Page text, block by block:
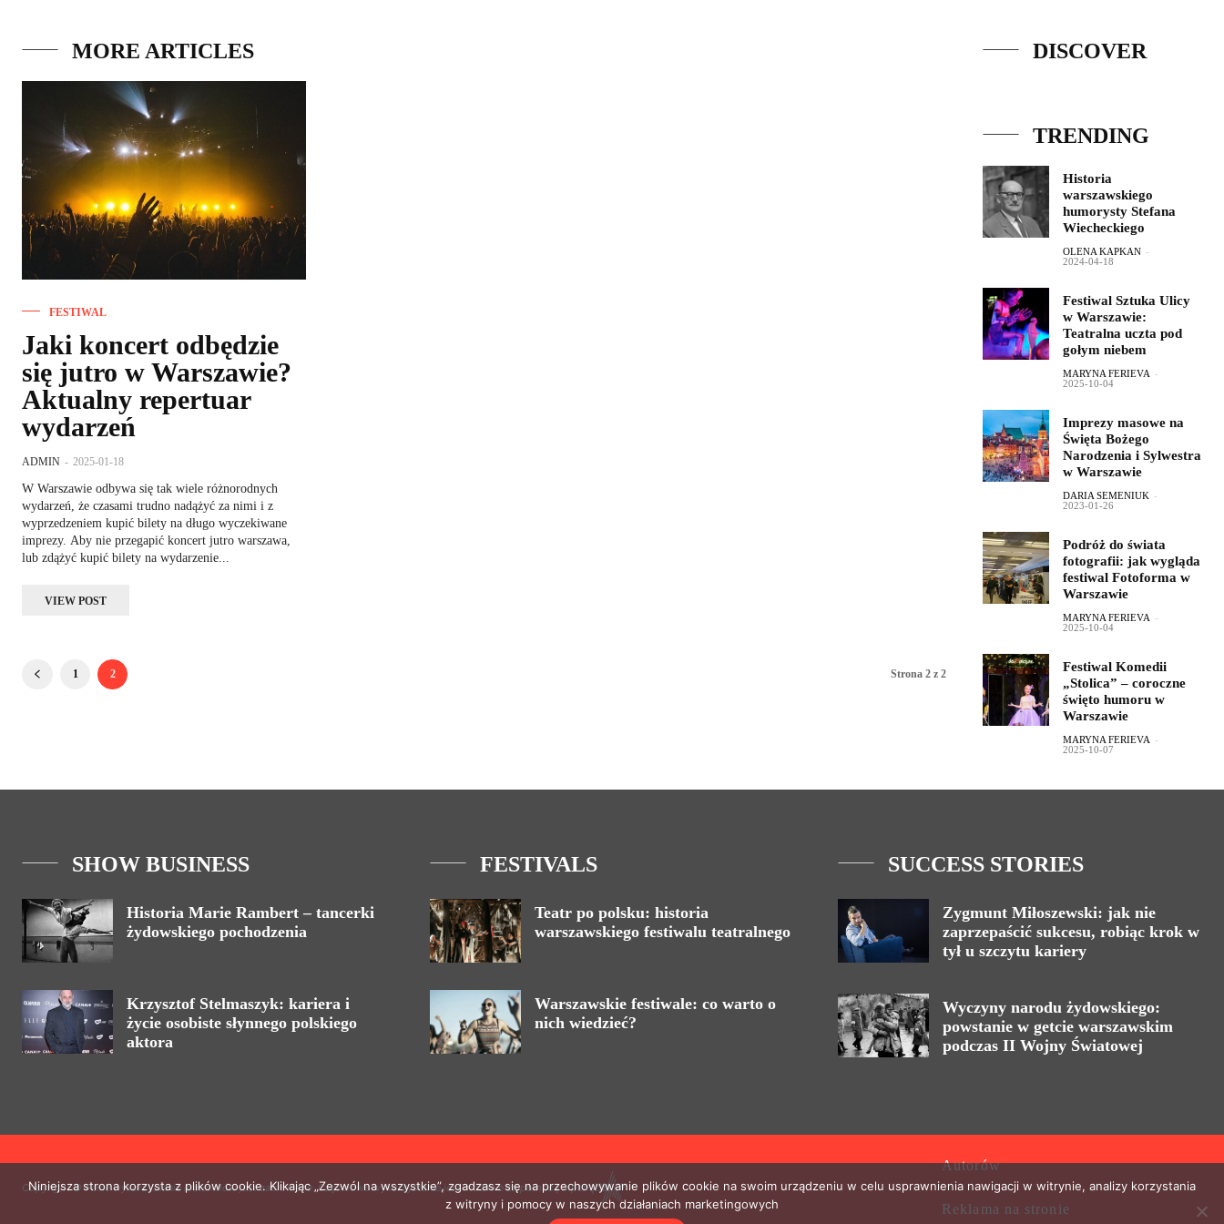
MORE ARTICLES
FESTIWAL
Jaki koncert odbędzie
się jutro w Warszawie?
Aktualny repertuar
wydarzeń
ADMIN - 2025-01-18
W Warszawie odbywa się tak wiele różnorodnych
wydarzeń, że czasami trudno nadążyć za nimi i z
wyprzedzeniem kupić bilety na długo wyczekiwane
imprezy. Aby nie przegapić koncert jutro warszawa,
lub zdążyć kupić bilety na wydarzenie...
VIEW POST
1 2 Strona 2 z 2
DISCOVER
TRENDING
Historia
warszawskiego
humorysty Stefana
Wiecheckiego
OLENA KAPKAN -
2024-04-18
Festiwal Sztuka Ulicy
w Warszawie:
Teatralna uczta pod
gołym niebem
MARYNA FERIEVA -
2025-10-04
Imprezy masowe na
Święta Bożego
Narodzenia i Sylwestra
w Warszawie
DARIA SEMENIUK -
2023-01-26
Podróż do świata
fotografii: jak wygląda
festiwal Fotoforma w
Warszawie
MARYNA FERIEVA -
2025-10-04
Festiwal Komedii
„Stolica” – coroczne
święto humoru w
Warszawie
MARYNA FERIEVA -
2025-10-07
SHOW BUSINESS
Historia Marie Rambert – tancerki
żydowskiego pochodzenia
Krzysztof Stelmaszyk: kariera i
życie osobiste słynnego polskiego
aktora
FESTIVALS
Teatr po polsku: historia
warszawskiego festiwalu teatralnego
Warszawskie festiwale: co warto o
nich wiedzieć?
SUCCESS STORIES
Zygmunt Miłoszewski: jak nie
zaprzepaścić sukcesu, robiąc krok w
tył u szczytu kariery
Wyczyny narodu żydowskiego:
powstanie w getcie warszawskim
podczas II Wojny Światowej
Copyright © Pełne wykorzystanie materiałów jest zabronione. Częściowe wykorzystanie jest możliwe za pomocą hiperłącza.
Autorów
Reklama na stronie
Niniejsza strona korzysta z plików cookie. Klikając „Zezwól na wszystkie”, zgadzasz się na przechowywanie plików cookie na swoim urządzeniu w celu usprawnienia nawigacji w witrynie, analizy korzystania
z witryny i pomocy w naszych działaniach marketingowych